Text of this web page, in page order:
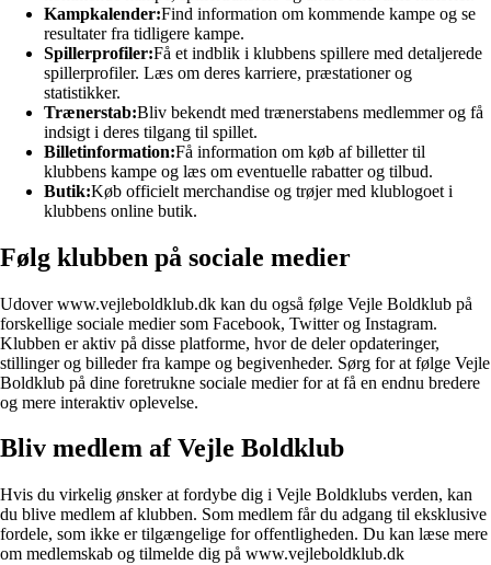
Kampkalender:Find information om kommende kampe og se
resultater fra tidligere kampe.
Spillerprofiler:Få et indblik i klubbens spillere med detaljerede
spillerprofiler. Læs om deres karriere, præstationer og
statistikker.
Trænerstab:Bliv bekendt med trænerstabens medlemmer og få
indsigt i deres tilgang til spillet.
Billetinformation:Få information om køb af billetter til
klubbens kampe og læs om eventuelle rabatter og tilbud.
Butik:Køb officielt merchandise og trøjer med klublogoet i
klubbens online butik.
Følg klubben på sociale medier
Udover www.vejleboldklub.dk kan du også følge Vejle Boldklub på
forskellige sociale medier som Facebook, Twitter og Instagram.
Klubben er aktiv på disse platforme, hvor de deler opdateringer,
stillinger og billeder fra kampe og begivenheder. Sørg for at følge Vejle
Boldklub på dine foretrukne sociale medier for at få en endnu bredere
og mere interaktiv oplevelse.
Bliv medlem af Vejle Boldklub
Hvis du virkelig ønsker at fordybe dig i Vejle Boldklubs verden, kan
du blive medlem af klubben. Som medlem får du adgang til eksklusive
fordele, som ikke er tilgængelige for offentligheden. Du kan læse mere
om medlemskab og tilmelde dig på www.vejleboldklub.dk